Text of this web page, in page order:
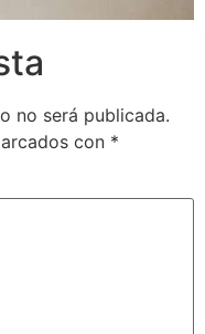
no será publicada.
con *